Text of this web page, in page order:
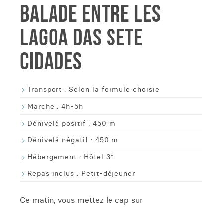
BALADE ENTRE LES
LAGOA DAS SETE
CIDADES
Transport : Selon la formule choisie
Marche : 4h-5h
Dénivelé positif : 450 m
Dénivelé négatif : 450 m
Hébergement : Hôtel 3*
Repas inclus : Petit-déjeuner
Ce matin, vous mettez le cap sur